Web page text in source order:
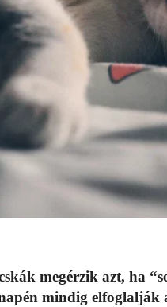
megérzik azt, ha
mindig elfoglalják